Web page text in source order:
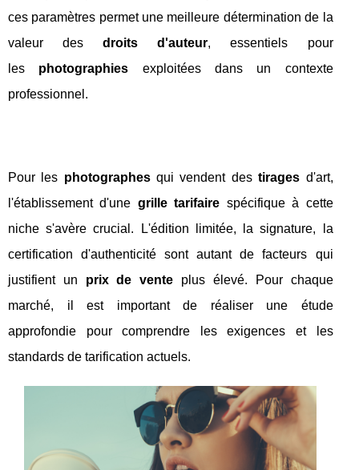
ces paramètres permet une meilleure détermination de la
valeur desdroits d'auteur, essentiels pour
les photographies exploitées dans un contexte
professionnel.
Pour les photographesqui vendent destirages d'art,
l'établissement d'une grille tarifaire spécifique à cette
niche s'avère crucial. L'édition limitée, la signature, la
certification d'authenticité sont autant de facteurs qui
justifient un prix de vente plus élevé. Pour chaque
marché, il est important de réaliser une étude
approfondie pour comprendre les exigences et les
standards de tarification actuels.